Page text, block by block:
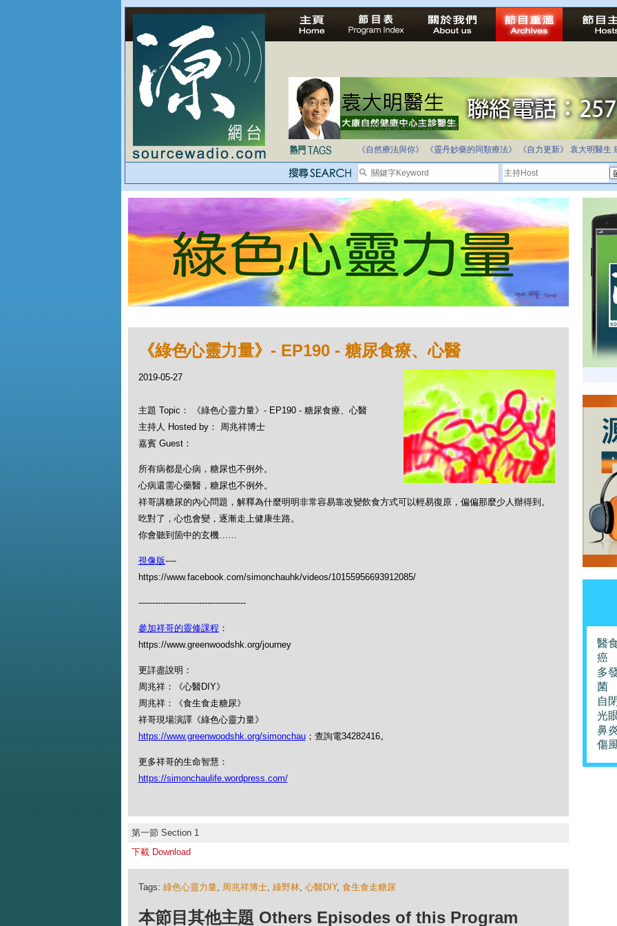
法治社會並不等同公正社會
自家教育合法化-推動多元化教育，全民學卷制
《自然療法與你》
《靈丹妙藥的同類療法》 《自力更新》 袁大明醫生
《綠色心靈力量》- EP190 - 糖尿食療、心醫
2019-05-27
主題 Topic： 《綠色心靈力量》- EP190 - 糖尿食療、心醫
主持人 Hosted by： 周兆祥博士
嘉賓 Guest：
所有病都是心病，糖尿也不例外。
心病還需心藥醫，糖尿也不例外。
祥哥講糖尿的內心問題，解釋為什麼明明非常容易靠改變飲食方式可以輕易復原，偏偏那麼少人辦得到。
吃對了，心也會變，逐漸走上健康生路。
你會聽到箇中的玄機……
視像版----
https://www.facebook.com/simonchauhk/videos/10155956693912085/
---------------------------------------
參加祥哥的靈修課程 ：
https://www.greenwoodshk.org/journey
更詳盡說明：
周兆祥：《心醫DIY》
周兆祥：《食生食走糖尿》
祥哥現場演譯《綠色心靈力量》
https://www.greenwoodshk.org/simonchau；查詢電34282416。
更多祥哥的生命智慧：
https://simonchaulife.wordpress.com/
第一節 Section 1
下載 Download
Tags: 綠色心靈力量, 周兆祥博士, 綠野林, 心醫DIY, 食生食走糖尿
本節目其他主題 Others Episodes of this Program
醫
癌
多
菌
自
光
鼻
傷